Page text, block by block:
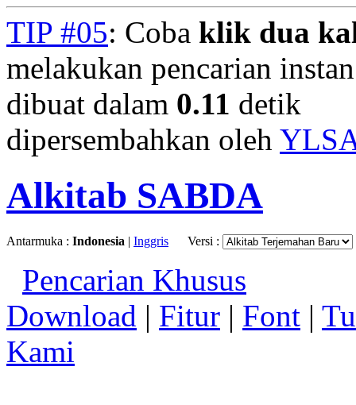
TIP #05: Coba klik dua
melakukan pencarian
dibuat dalam 0.11 detik
dipersembahkan oleh
Alkitab SABDA
Antarmuka : Indonesia | Inggris Versi :
Pencarian Khusus
Download | Fitur | Font |
Kami